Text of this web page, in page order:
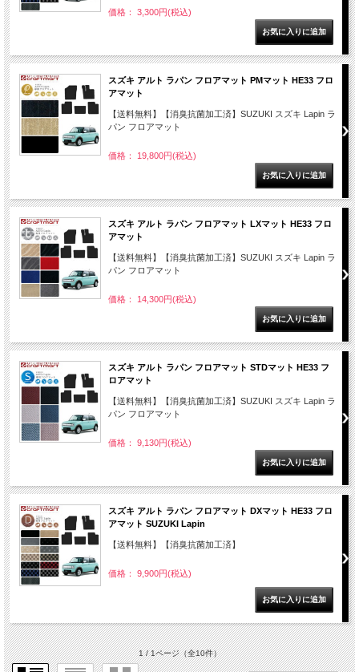
価格： 3,300円(税込)
スズキ アルト ラパン フロアマット PMマット HE33 フロ
アマット
【送料無料】【消臭抗菌加工済】SUZUKI スズキ Lapin ラ
パン フロアマット
価格： 19,800円(税込)
スズキ アルト ラパン フロアマット LXマット HE33 フロ
アマット
【送料無料】【消臭抗菌加工済】SUZUKI スズキ Lapin ラ
パン フロアマット
価格： 14,300円(税込)
スズキ アルト ラパン フロアマット STDマット HE33 フ
ロアマット
【送料無料】【消臭抗菌加工済】SUZUKI スズキ Lapin ラ
パン フロアマット
価格： 9,130円(税込)
スズキ アルト ラパン フロアマット DXマット HE33 フロ
アマット SUZUKI Lapin
【送料無料】【消臭抗菌加工済】
価格： 9,900円(税込)
1 / 1ページ（全10件）